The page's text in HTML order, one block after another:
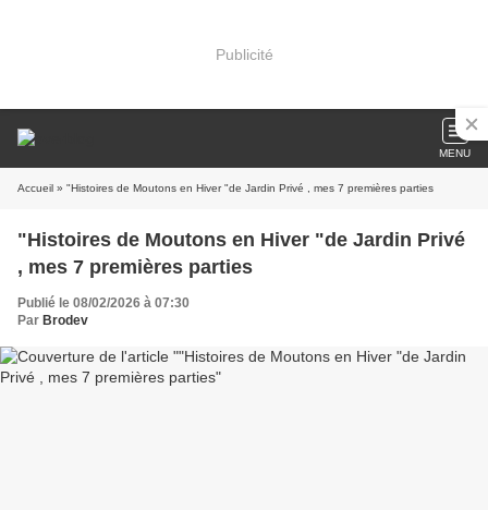
Publicité
MENU
Accueil » "Histoires de Moutons en Hiver "de Jardin Privé , mes 7 premières parties
"Histoires de Moutons en Hiver "de Jardin Privé
, mes 7 premières parties
Publié le 08/02/2026 à 07:30
Par Brodev